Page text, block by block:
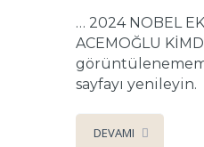
… 2024 NOBEL
ACEMOĞLU
sayfayı yenileyin.
DEVAMI